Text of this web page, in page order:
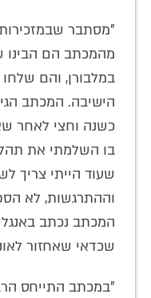
"מסתבר
מהמכתב הם
במלבורן, והם
הישיבה. המכתב
כשנה וחצי לאחר
בו השלמתי את
שעוד הייתי צריך
וההתרגשות, לא
המכתב נכתב
שכדאי שאחזור
"במכתב התייחס